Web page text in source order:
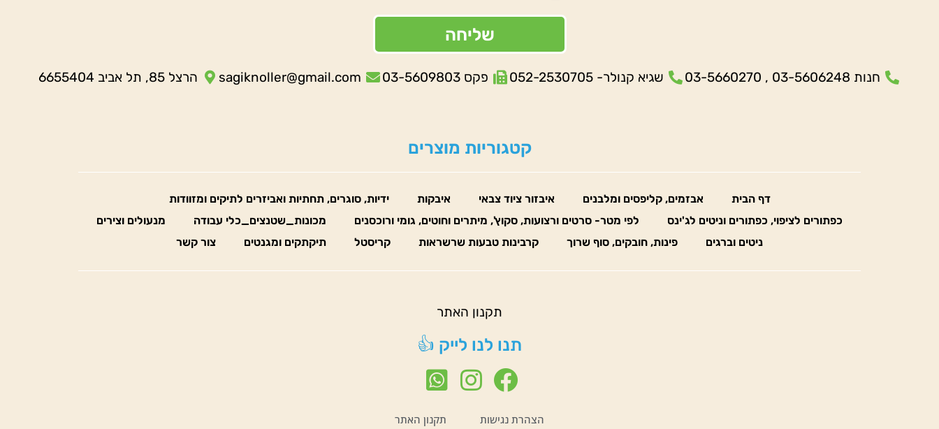
שליחה
חנות 03-5606248 , 03-5660270 שגיא קנולר- 052-2530705 פקס 03-5609803 sagiknoller@gmail.com הרצל 85, תל אביב 6655404
קטגוריות מוצרים
דף הבית אבזמים, קליפסים ומלבנים איבזור ציוד צבאי איבקות
ידיות, סוגרים, תחתיות ואביזרים לתיקים ומזוודות
כפתורים לציפוי, כפתורים וניטים לג'ינס
לפי מטר- סרטים ורצועות, סקוץ', מיתרים וחוטים, גומי ורוכסנים מכונות_שטנצים_כלי עבודה
מנעולים וצירים
ניטים וברגים
פינות, חובקים, סוף שרוך קרבינות טבעות שרשראות קריסטל תיקתקים ומגנטים צור קשר
תקנון האתר
תנו לנו לייק 👍
הצהרת נגישות תקנון האתר